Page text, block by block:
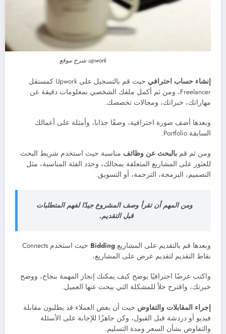
upwork شرح موقع
إنشاء حساب احترافي
حيث قم بالتسجيل على Upwork كمستقل
Freelancer، ومن ثم أكمل ملفك الشخصي بمعلومات دقيقة عن
مهاراتك، خبراتك، ومجالات تخصصك.
وبعدها أضف صورة احترافية، وصفًا جذابا، وأمثلة على أعمالك
السابقة Portfolio.
ومن ثم قم بالبحث عن وظائف مناسبة حيث استخدم شريط البحث
للعثور على المشاريع المتعلقة بمجالك، وحدد الفئة المناسبة، مثل
التصميم، البرمجة، الترجمة، أو التسويق.
ومن المهم أن تقرأ وصف المشروع جيدًا لفهم المتطلبات
قبل التقديم.
وبعدها قم بالتقديم على المشاريع Bidding
حيث استخدم Connects
نقاط التقديم لتقديم عرض على المشاريع،
واكتب عرضًا احترافيًا يوضح كيف يمكنك إنجاز المهمة بنجاح، ووضح
خبرتك، واقترح حلاً للمشكلة التي يبحث عنها العميل.
إجراء المقابلات والتفاوض حيث أن بعض العملاء قد يطلبون مقابلة
فيديو أو دردشة قبل القبول، وكن جاهزًا للإجابة على الأسئلة
والتفاوض بشأن السعر ومدة التسليم.